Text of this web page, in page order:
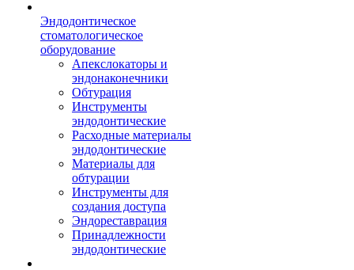
Эндодонтическое
стоматологическое
оборудование
Апекслокаторы и
эндонаконечники
Обтурация
Инструменты
эндодонтические
Расходные материалы
эндодонтические
Материалы для
обтурации
Инструменты для
создания доступа
Эндореставрация
Принадлежности
эндодонтические